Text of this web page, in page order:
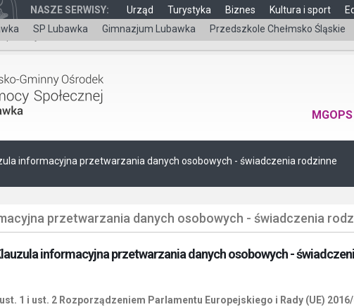
NASZE SERWISY: Urząd Turystyka Biznes Kultura i sport
SP Lubawka Gimnazjum Lubawka Przedszkole Chełmsko Śląskie
MGOPS
informacyjna przetwarzania danych osobowych - świadczenia rodzinne
przetwarzania danych osobowych - świadczenia
informacyjna przetwarzania danych osobowych -
1 i ust. 2 Rozporządzeniem Parlamentu Europejskiego i Rady (UE)